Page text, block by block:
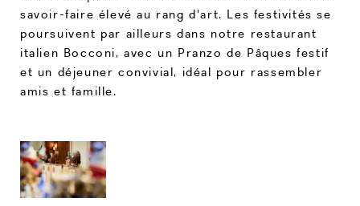
savoir-faire élevé au rang d'art. Les festivités se
poursuivent par ailleurs dans notre restaurant
italien Bocconi, avec un Pranzo de Pâques festif
et un déjeuner convivial, idéal pour rassembler
amis et famille.